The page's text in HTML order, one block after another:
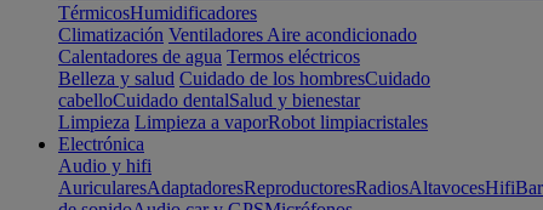
TérmicosHumidificadores
Climatización Ventiladores Aire acondicionado
Calentadores de agua Termos eléctricos
Belleza y salud Cuidado de los hombresCuidado
cabelloCuidado dentalSalud y bienestar
Limpieza Limpieza a vaporRobot limpiacristales
Electrónica
Audio y hifi
AuricularesAdaptadoresReproductoresRadiosAltavocesHifi